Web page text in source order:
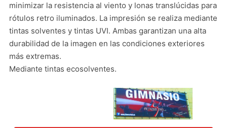
minimizar la resistencia al viento y lonas translúcidas para
rótulos retro iluminados. La impresión se realiza mediante
tintas solventes y tintas UVI. Ambas garantizan una alta
durabilidad de la imagen en las condiciones exteriores
más extremas.
Mediante tintas ecosolventes.